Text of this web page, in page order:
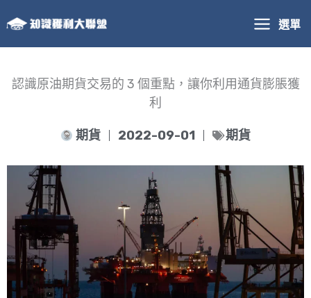
至
主
選單
認識原油期貨交易的 3 個重點，讓你利用通貨膨脹獲
利
期貨 2022-09-01 期貨